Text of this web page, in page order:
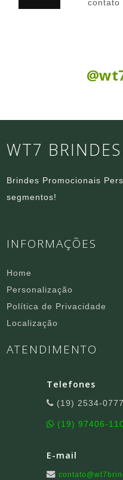
contato
WT7 BRINDES
Brindes Promocionais
segmentos!
INFORMAÇÕES
Home
Personalização
Política de Privacidade
Localização
ATENDIMENTO
Telefones
(19) 2534-0777
(19) 97406-
E-mail